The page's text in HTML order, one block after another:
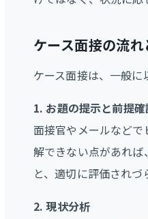
ケース面接の流
ケース面接は、一般
1. お題の提示と前提
面接官やメールなど
解できない点があれ
と、適切に評価され
2. 現状分析